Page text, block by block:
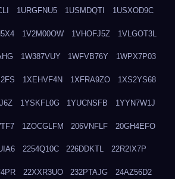
1URGFNU5 1USMDQTI 1USXOD9C
1V2M00OW 1VHOFJ5Z 1VLGOT3L
1W387VUY 1WFVB76Y 1WPX7P03
1XEHVF4N 1XFRA9ZO 1XS2YS68
1YSKFL0G 1YUCNSFB 1YYN7W1J
1ZOCGLFM 206VNFLF 20GH4EFO
2254Q10C 226DDKTL 22R2IX7P
22XXR3UO 232PTAJG 24AZ56D2